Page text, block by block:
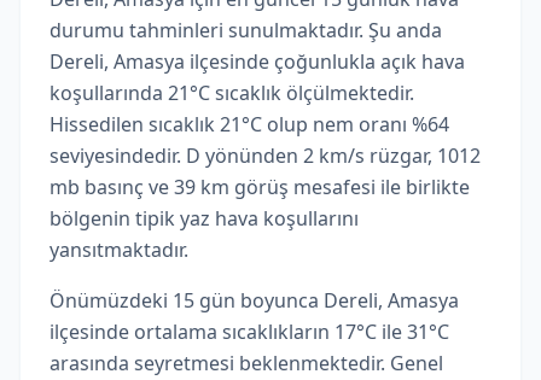
durumu tahminleri sunulmaktadır. Şu anda
Dereli, Amasya ilçesinde çoğunlukla açık hava
koşullarında 21°C sıcaklık ölçülmektedir.
Hissedilen sıcaklık 21°C olup nem oranı %64
seviyesindedir. D yönünden 2 km/s rüzgar, 1012
mb basınç ve 39 km görüş mesafesi ile birlikte
bölgenin tipik yaz hava koşullarını
yansıtmaktadır.
Önümüzdeki 15 gün boyunca Dereli, Amasya
ilçesinde ortalama sıcaklıkların 17°C ile 31°C
arasında seyretmesi beklenmektedir. Genel